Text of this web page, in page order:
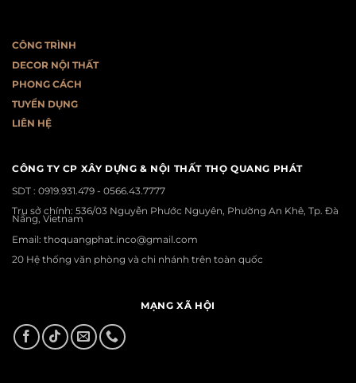
CÔNG TRÌNH
DECOR NỘI THẤT
PHONG CÁCH
TUYỂN DỤNG
LIÊN HỆ
CÔNG TY CP XÂY DỰNG & NỘI THẤT THỌ QUANG PHÁT
SDT : 0919.931.479 - 0566.43.7777
Trụ sở chính: 536/03 Nguyễn Phước Nguyên, Phường An Khê, Tp. Đà
Nẵng, Vietnam
Email: thoquangphat.inco@gmail.com
20 Hệ thống văn phòng và chi nhánh trên toàn quốc
MẠNG XÃ HỘI